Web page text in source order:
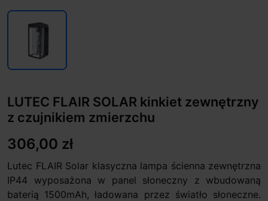
LUTEC FLAIR SOLAR kinkiet zewnętrzny
z czujnikiem zmierzchu
306,00 zł
Lutec FLAIR Solar klasyczna lampa ścienna zewnętrzna
IP44 wyposażona w panel słoneczny z wbudowaną
baterią 1500mAh, ładowana przez światło słoneczne.